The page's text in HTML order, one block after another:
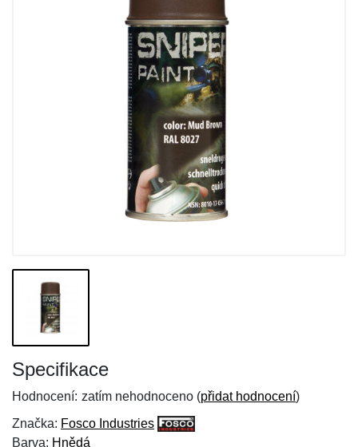
Specifikace
Hodnocení: zatím nehodnoceno (přidat hodnocení)
Značka: Fosco Industries
Barva: Hnědá